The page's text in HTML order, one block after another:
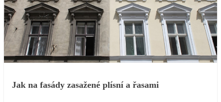
Jak na fasády zasažené plísní a řasami